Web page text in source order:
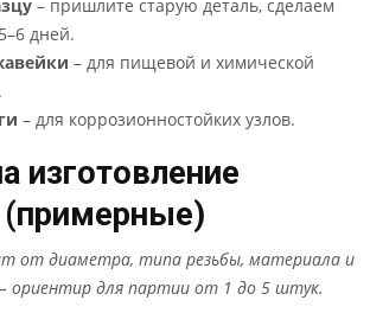
– пришлите старую деталь, сделаем
дней.
– для пищевой и химической
– для коррозионностойких узлов.
изготовление
(примерные)
от диаметра, типа резьбы, материала и
ориентир для партии от 1 до 5 штук.